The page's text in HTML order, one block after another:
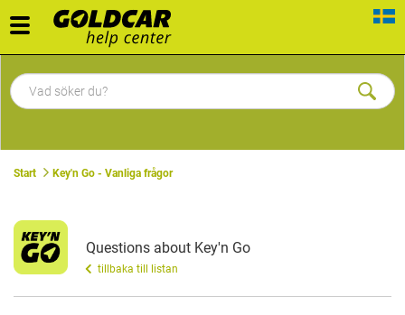
Toggle
navigation
Start Key'n Go - Vanliga frågor
Questions about Key'n Go
tillbaka till listan